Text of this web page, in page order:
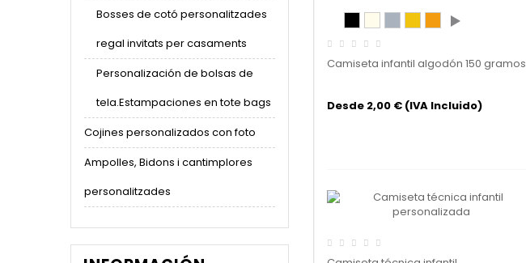
Bosses de cotó personalitzades
regal invitats per casaments
Personalización de bolsas de
tela.Estampaciones en tote bags
Cojines personalizados con foto
Ampolles, Bidons i cantimplores
personalitzades
Camiseta infantil algodón 150 gramos
Desde 2,00 € (IVA Incluido)